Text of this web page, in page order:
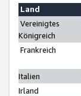
Land
Vereinigtes
Königreich
Frankreich
Italien
Irland